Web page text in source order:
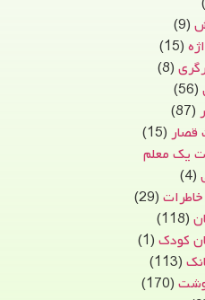
(9)
(15)
(8)
(56)
(87)
قصار(15)
یک معلم
(4)
(29)
(118)
کودک(1)
(113)
(170)